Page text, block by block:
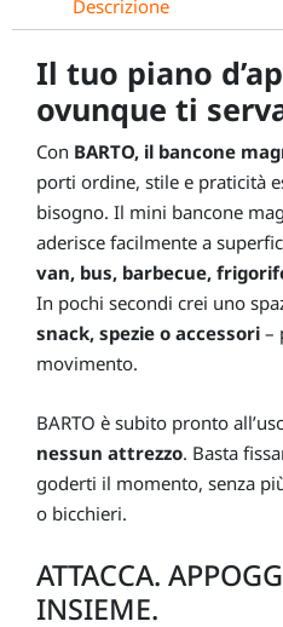
Descrizione
Il tuo piano
ovunque ti
Con BARTO, il bancone
porti ordine, stile e praticità
bisogno. Il mini bancone
aderisce facilmente a
van, bus, barbecue,
In pochi secondi crei uno
snack, spezie o accessori –
movimento.
BARTO è subito pronto
nessun attrezzo. Basta
goderti il momento, senza
o bicchieri.
ATTACCA.
INSIEME.